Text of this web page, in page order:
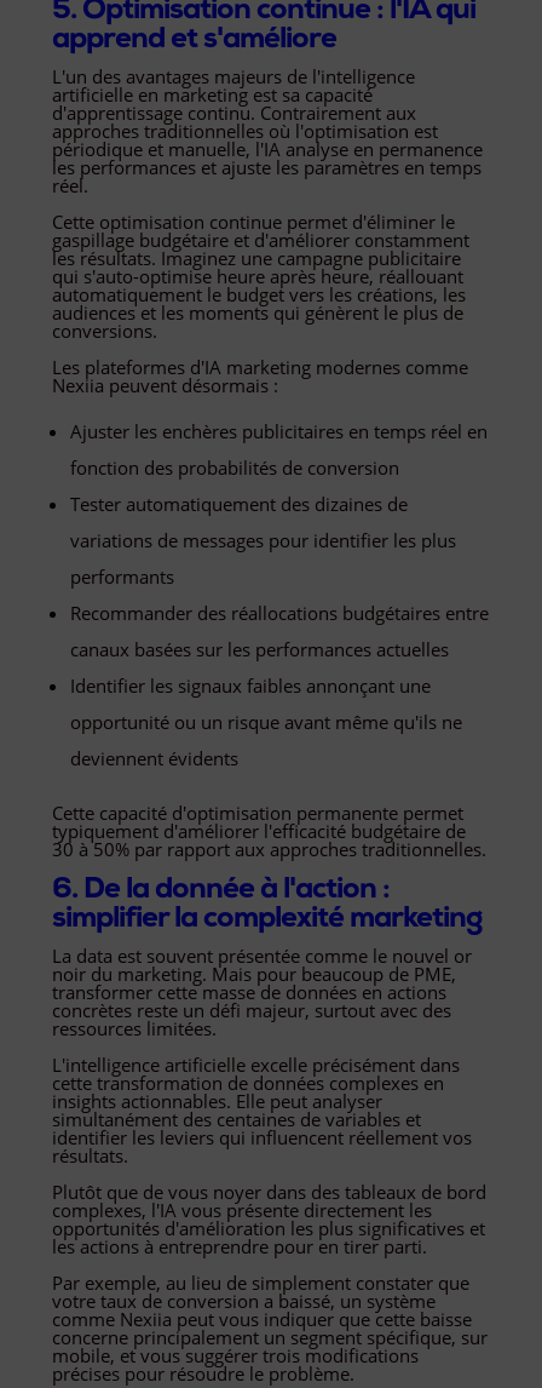
5. Optimisation continue : l'IA qui
apprend et s'améliore
L'un des avantages majeurs de l'intelligence
artificielle en marketing est sa capacité
d'apprentissage continu. Contrairement aux
approches traditionnelles où l'optimisation est
périodique et manuelle, l'IA analyse en permanence
les performances et ajuste les paramètres en temps
réel.
Cette optimisation continue permet d'éliminer le
gaspillage budgétaire et d'améliorer constamment
les résultats. Imaginez une campagne publicitaire
qui s'auto-optimise heure après heure, réallouant
automatiquement le budget vers les créations, les
audiences et les moments qui génèrent le plus de
conversions.
Les plateformes d'IA marketing modernes comme
Nexiia peuvent désormais :
Ajuster les enchères publicitaires en temps réel en
fonction des probabilités de conversion
Tester automatiquement des dizaines de
variations de messages pour identifier les plus
performants
Recommander des réallocations budgétaires entre
canaux basées sur les performances actuelles
Identifier les signaux faibles annonçant une
opportunité ou un risque avant même qu'ils ne
deviennent évidents
Cette capacité d'optimisation permanente permet
typiquement d'améliorer l'efficacité budgétaire de
30 à 50% par rapport aux approches traditionnelles.
6. De la donnée à l'action :
simplifier la complexité marketing
La data est souvent présentée comme le nouvel or
noir du marketing. Mais pour beaucoup de PME,
transformer cette masse de données en actions
concrètes reste un défi majeur, surtout avec des
ressources limitées.
L'intelligence artificielle excelle précisément dans
cette transformation de données complexes en
insights actionnables. Elle peut analyser
simultanément des centaines de variables et
identifier les leviers qui influencent réellement vos
résultats.
Plutôt que de vous noyer dans des tableaux de bord
complexes, l'IA vous présente directement les
opportunités d'amélioration les plus significatives et
les actions à entreprendre pour en tirer parti.
Par exemple, au lieu de simplement constater que
votre taux de conversion a baissé, un système
comme Nexiia peut vous indiquer que cette baisse
concerne principalement un segment spécifique, sur
mobile, et vous suggérer trois modifications
précises pour résoudre le problème.